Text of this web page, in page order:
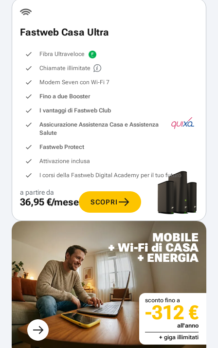
Fastweb Casa Ultra
Fibra Ultraveloce
Chiamate illimitate
Modem Seven con Wi‑Fi 7
Fino a due Booster
I vantaggi di Fastweb Club
Assicurazione Assistenza Casa e Assistenza
Salute
Fastweb Protect
Attivazione inclusa
I corsi della Fastweb Digital Academy per il tuo futuro
a partire da
36,95 €/mese SCOPRI
MOBILE
+ Wi-Fi di CASA
+ ENERGIA
sconto fino a
-312 €
all'anno
+ giga illimitati